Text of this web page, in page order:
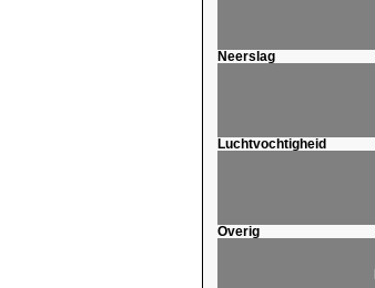
Neerslag
Luchtvochtigheid
Overig